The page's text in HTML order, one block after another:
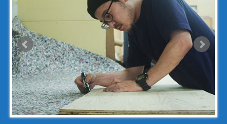
ジェニュイン・レザー
ジミーチュウ
ジャックゴム
シャネル
アンティグアライン
カンボンライン
キャビアスキン